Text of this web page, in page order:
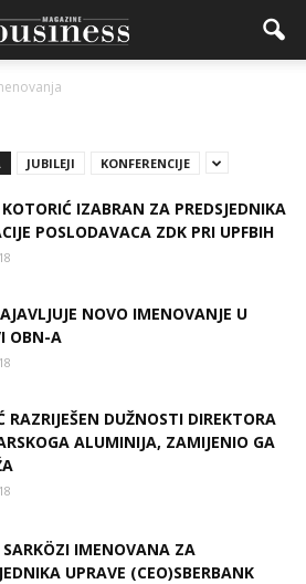
JUBILEJI KONFERENCIJE
IZABRAN ZA PREDSJEDNIKA
POSLODAVACA ZDK PRI UPFBIH
NOVO IMENOVANJE U
OBN-A
RAZRIJEŠEN DUŽNOSTI DIREKTORA
ALUMINIJA, ZAMIJENIO GA
SARKÖZI IMENOVANA ZA
UPRAVE (CEO)SBERBANK